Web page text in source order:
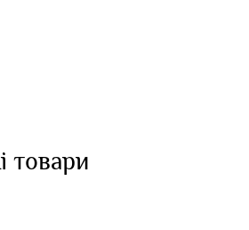
товари